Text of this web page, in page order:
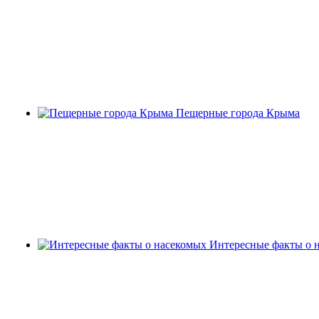
Пещерные города Крыма
Интересные факты о